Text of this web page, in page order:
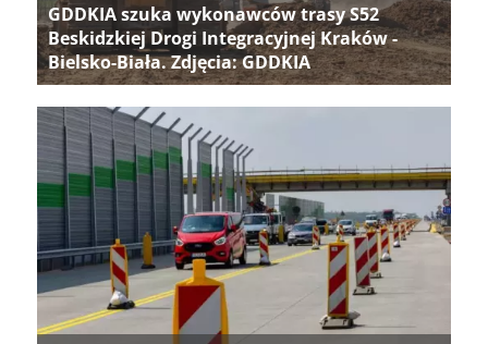
GDDKIA szuka wykonawców trasy S52
Beskidzkiej Drogi Integracyjnej Kraków -
Bielsko-Biała. Zdjęcia: GDDKIA